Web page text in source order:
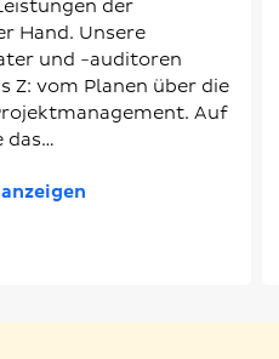
der
Hand. Unsere
und -auditoren
Z: vom Planen über die
Auf
das…